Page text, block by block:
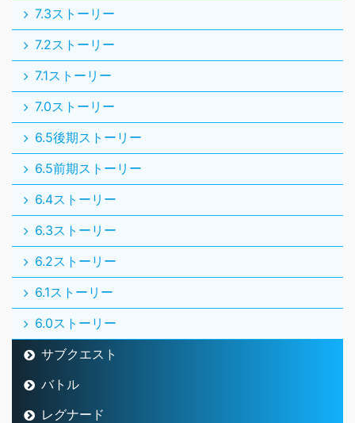
7.3ストーリー
7.2ストーリー
7.1ストーリー
7.0ストーリー
6.5後期ストーリー
6.5前期ストーリー
6.4ストーリー
6.3ストーリー
6.2ストーリー
6.1ストーリー
6.0ストーリー
サブクエスト
バトル
レグナード